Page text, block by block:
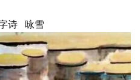
诗 咏雪